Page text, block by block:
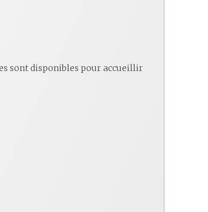
sont disponibles pour accueillir